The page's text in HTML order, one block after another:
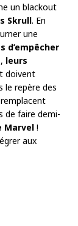
un blackout
Skrull. En
une
d’empêcher
leurs
doivent
le repère des
de faire demi-
Marvel !
aux